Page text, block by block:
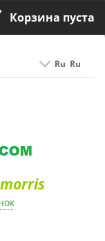
Ru Ru
Корзина пуста